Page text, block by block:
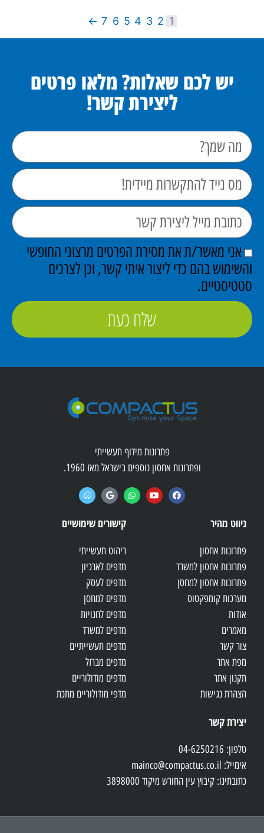
1
2
3
4
5
6
7
←
יש לכם שאלות? מלאו פרטים
ליצירת קשר!
אני מאשר/ת את מסירת הפרטים מרצוני החופשי
והשימוש בהם כדי ליצור איתי קשר, וכן לצרכים
סטטיסטיים.
שלח כעת
פתרונות מידוף תעשייתי
ופתרונות אחסון נוספים בישראל מאז 1960.
ניווט מהיר
פתרונות אחסון
פתרונות אחסון למשרד
פתרונות אחסון למחסן
מערכות קומפקטוס
אודות
מאמרים
צור קשר
מפת אתר
תקנון אתר
הצהרת נגישות
קישורים שימושיים
ריהוט תעשייתי
מדפים לארכיון
מדפים לעסק
מדפים למחסן
מדפים לחנויות
מדפים למשרד
מדפים תעשייתיים
מדפים מברזל
מדפים מודולוריים
מדפי מודולוריים מתכת
יצירת קשר
טלפון: 04-6250216
אימייל: mainco@compactus.co.il
כתובתינו: קיבוץ עין החורש מיקוד 3898000